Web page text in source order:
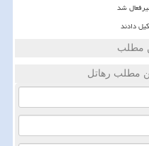
دادند
مطلب
مطلب رهاتل